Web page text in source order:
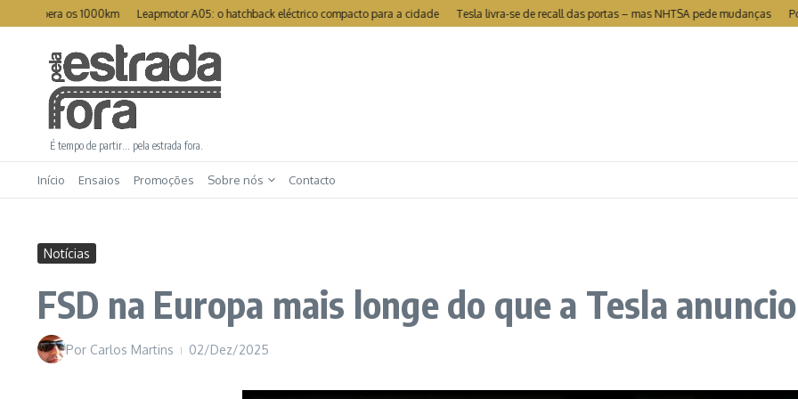
Ir para o conteúdo
os 1000km Leapmotor A05: o hatchback eléctrico compacto para a cidade Tesla livra-se de recall das portas – mas NHTSA pede mudanças Portugal
É tempo de partir… pela estrada fora.
Início Ensaios Promoções Sobre nós Contacto
Notícias
FSD na Europa mais longe do que a Tesla
Por Carlos Martins 02/Dez/2025